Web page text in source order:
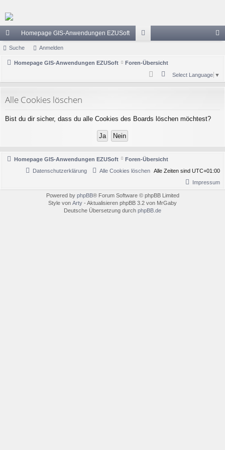
ch
ne
Homepage GIS-Anwendungen EZUSoft
en
el
Suche Anmelden
Homepage GIS-Anwendungen EZUSoft Foren-Übersicht
Select Language ▼
e
Alle Cookies löschen
Bist du dir sicher, dass du alle Cookies des Boards löschen möchtest?
Homepage GIS-Anwendungen EZUSoft
Foren-Übersicht
Alle Zeiten sind UTC+01:00
Alle Cookies löschen
Datenschutzerklärung
Impressum
Powered by phpBB® Forum Software © phpBB Limited
Style von Arty - Aktualisieren phpBB 3.2 von MrGaby
Deutsche Übersetzung durch phpBB.de